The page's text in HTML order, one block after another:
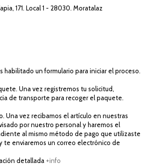
171. Local 1 - 28030. Moratalaz
habilitado un formulario para iniciar el proceso.
Una vez registremos tu solicitud,
de transporte para recoger el paquete.
Una vez recibamos el artículo en nuestras
por nuestro personal y haremos el
al mismo método de pago que utilizaste
te enviaremos un correo electrónico de
detallada +info